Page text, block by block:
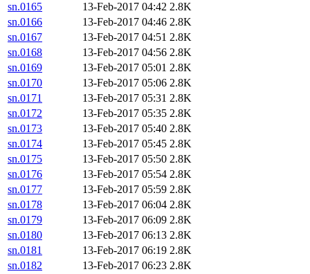
sn.0165
13-Feb-2017 04:42 2.8K
sn.0166
13-Feb-2017 04:46 2.8K
sn.0167
13-Feb-2017 04:51 2.8K
sn.0168
13-Feb-2017 04:56 2.8K
sn.0169
13-Feb-2017 05:01 2.8K
sn.0170
13-Feb-2017 05:06 2.8K
sn.0171
13-Feb-2017 05:31 2.8K
sn.0172
13-Feb-2017 05:35 2.8K
sn.0173
13-Feb-2017 05:40 2.8K
sn.0174
13-Feb-2017 05:45 2.8K
sn.0175
13-Feb-2017 05:50 2.8K
sn.0176
13-Feb-2017 05:54 2.8K
sn.0177
13-Feb-2017 05:59 2.8K
sn.0178
13-Feb-2017 06:04 2.8K
sn.0179
13-Feb-2017 06:09 2.8K
sn.0180
13-Feb-2017 06:13 2.8K
sn.0181
13-Feb-2017 06:19 2.8K
sn.0182
13-Feb-2017 06:23 2.8K